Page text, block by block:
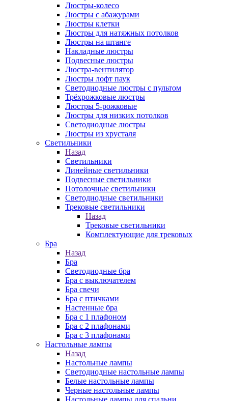
Люстры-колесо
Люстры с абажурами
Люстры клетки
Люстры для натяжных потолков
Люстры на штанге
Накладные люстры
Подвесные люстры
Люстра-вентилятор
Люстры лофт паук
Светодиодные люстры с пультом
Трёхрожковые люстры
Люстры 5-рожковые
Люстры для низких потолков
Cветодиодные люстры
Люстры из хрусталя
Светильники
Назад
Светильники
Линейные светильники
Подвесные светильники
Потолочные светильники
Светодиодные светильники
Трековые светильники
Назад
Трековые светильники
Комплектующие для трековых
Бра
Назад
Бра
Светодиодные бра
Бра с выключателем
Бра свечи
Бра с птичками
Настенные бра
Бра с 1 плафоном
Бра с 2 плафонами
Бра с 3 плафонами
Настольные лампы
Назад
Настольные лампы
Светодиодные настольные лампы
Белые настольные лампы
Черные настольные лампы
Настольные лампы для спальни